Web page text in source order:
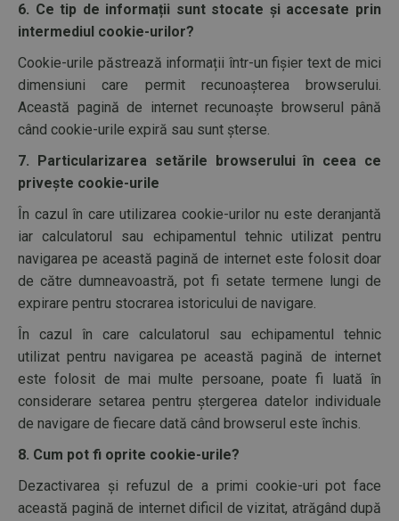
6. Ce tip de informații sunt stocate și accesate prin
intermediul cookie-urilor?
Cookie-urile păstrează informații într-un fișier text de mici
dimensiuni care permit recunoașterea browserului.
Această pagină de internet recunoaște browserul până
când cookie-urile expiră sau sunt șterse.
7. Particularizarea setările browserului în ceea ce
privește cookie-urile
În cazul în care utilizarea cookie-urilor nu este deranjantă
iar calculatorul sau echipamentul tehnic utilizat pentru
navigarea pe această pagină de internet este folosit doar
de către dumneavoastră, pot fi setate termene lungi de
expirare pentru stocrarea istoricului de navigare.
În cazul în care calculatorul sau echipamentul tehnic
utilizat pentru navigarea pe această pagină de internet
este folosit de mai multe persoane, poate fi luată în
considerare setarea pentru ștergerea datelor individuale
de navigare de fiecare dată când browserul este închis.
8. Cum pot fi oprite cookie-urile?
Dezactivarea și refuzul de a primi cookie-uri pot face
această pagină de internet dificil de vizitat, atrăgând după